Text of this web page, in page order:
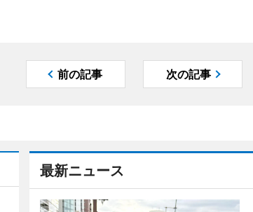
前の記事 次の記事
最新ニュース